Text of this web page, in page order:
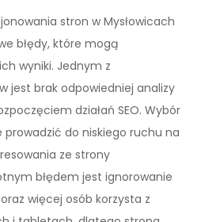
stron w Mysłowicach
błędy, które mogą
wyniki. Jednym z
jest brak odpowiedniej analizy
działań SEO. Wybór
prowadzić do niskiego ruchu na
ze strony
błędem jest ignorowanie
więcej osób korzysta z